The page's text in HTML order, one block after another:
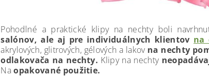
Pohodlné a praktické klipy na nechty boli
salónov, ale aj pre individuálnych klientov na
akrylových, glitrových, gélových a lakov na nechty
odlakovača na nechty. Klipy na nechty
Naopakované použitie.